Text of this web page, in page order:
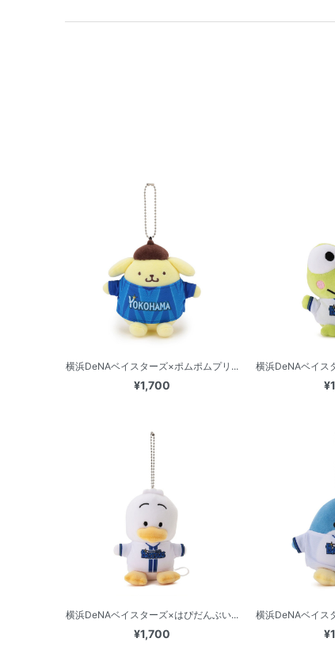
横浜DeNAベイスターズ×ポムポムプリ...
¥1,700
横浜DeNAベイス
横浜DeNAベイスターズ×はぴだんぶい...
¥1,700
横浜DeNAベイス